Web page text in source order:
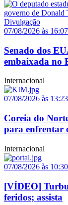
07/08/2026 às 16:07
Senado dos
embaixada no
Internacional
07/08/2026 às 13:23
Coreia do
para enfrentar
Internacional
07/08/2026 às 10:30
[VÍDEO]
feridos; assista